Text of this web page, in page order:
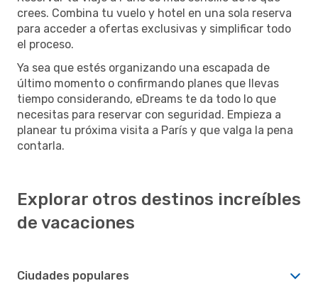
crees. Combina tu vuelo y hotel en una sola reserva
para acceder a ofertas exclusivas y simplificar todo
el proceso.
Ya sea que estés organizando una escapada de
último momento o confirmando planes que llevas
tiempo considerando, eDreams te da todo lo que
necesitas para reservar con seguridad. Empieza a
planear tu próxima visita a París y que valga la pena
contarla.
Explorar otros destinos increíbles
de vacaciones
Ciudades populares